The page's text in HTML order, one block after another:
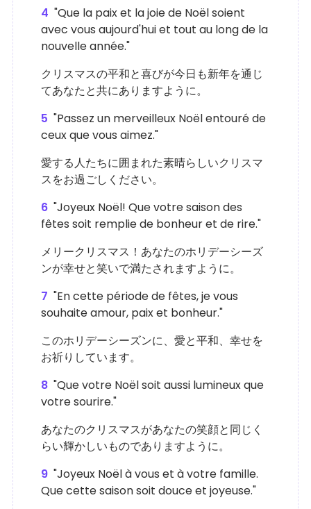
4 "Que la paix et la joie de Noël soient
avec vous aujourd'hui et tout au long de la
nouvelle année."
クリスマスの平和と喜びが今日も新年を通じ
てあなたと共にありますように。
5 "Passez un merveilleux Noël entouré de
ceux que vous aimez."
愛する人たちに囲まれた素晴らしいクリスマ
スをお過ごしください。
6 "Joyeux Noël! Que votre saison des
fêtes soit remplie de bonheur et de rire."
メリークリスマス！あなたのホリデーシーズ
ンが幸せと笑いで満たされますように。
7 "En cette période de fêtes, je vous
souhaite amour, paix et bonheur."
このホリデーシーズンに、愛と平和、幸せを
お祈りしています。
8 "Que votre Noël soit aussi lumineux que
votre sourire."
あなたのクリスマスがあなたの笑顔と同じく
らい輝かしいものでありますように。
9 "Joyeux Noël à vous et à votre famille.
Que cette saison soit douce et joyeuse."